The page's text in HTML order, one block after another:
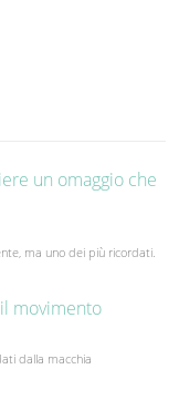
un omaggio che
ma uno dei più ricordati.
movimento
dalla macchia